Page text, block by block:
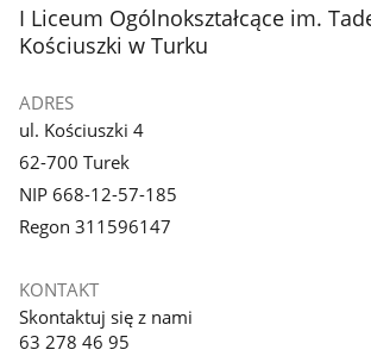
galerii.
galerii.
stopka
I Liceum Ogólnokształcące im.
Kościuszki w Turku
ADRES
ul. Kościuszki 4
62-700 Turek
NIP 668-12-57-185
Regon 311596147
KONTAKT
Skontaktuj się z nami
63 278 46 95